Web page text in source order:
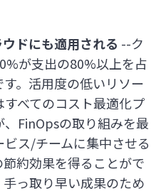
ドにも適用される --ク
が支出の80%以上を占
。活用度の低いリソー
べてのコスト最適化プ
FinOpsの取り組みを最
ス/チームに集中させる
約効果を得ることがで
っ取り早い成果のため